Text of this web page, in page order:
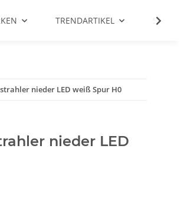
TRENDARTIKEL SALE %
nieder LED weiß Spur H0
nieder LED